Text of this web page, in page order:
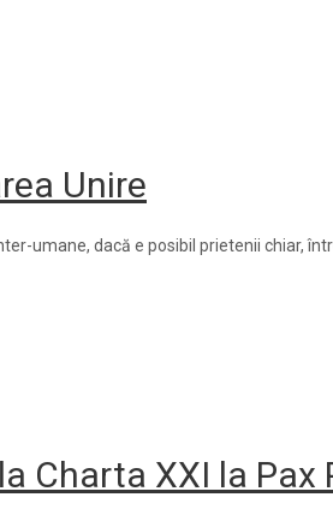
Unire
umane, dacă e posibil prietenii chiar,
Charta XXI la Pax